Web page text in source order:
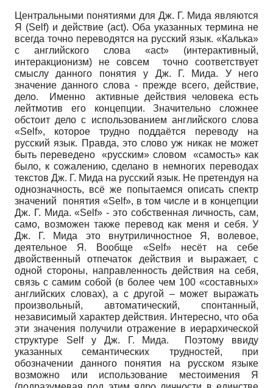
Центральными понятиями для Дж. Г. Мида являются
Я (Self) и действие (act). Оба указанных термина не
всегда точно переводятся на русский язык. «Калька»
с английского слова «act» (интерактивный,
интеракционизм) не совсем точно соответствует
смыслу данного понятия у Дж. Г. Мида. У него
значение данного слова - прежде всего, действие,
дело. Именно активные действия человека есть
лейтмотив его концепции. Значительно сложнее
обстоит дело с использованием английского слова
«Self», которое трудно поддаётся переводу на
русский язык. Правда, это слово уж никак не может
быть переведено «русским» словом «самость» как
было, к сожалению, сделано в немногих переводах
текстов Дж. Г. Мида на русский язык. Не претендуя на
однозначность, всё же попытаемся описать спектр
значений понятия «Self», в том числе и в концепции
Дж. Г. Мида. «Self» - это собственная личность, сам,
само, возможен также перевод как меня и себя. У
Дж. Г. Мида это внутриличностное Я, волевое,
деятельное Я. Вообще «Self» несёт на себе
двойственный отпечаток действия и выражает, с
одной стороны, направленность действия на себя,
связь с самим собой (в более чем 100 «составных»
английских словах), а с другой – может выражать
произвольный, автоматический, спонтанный,
независимый характер действия. Интересно, что оба
эти значения получили отражение в иерархической
структуре Self у Дж. Г. Мида. Поэтому ввиду
указанных семантических трудностей, при
обозначении данного понятия на русском языке
возможно или использование местоимения Я